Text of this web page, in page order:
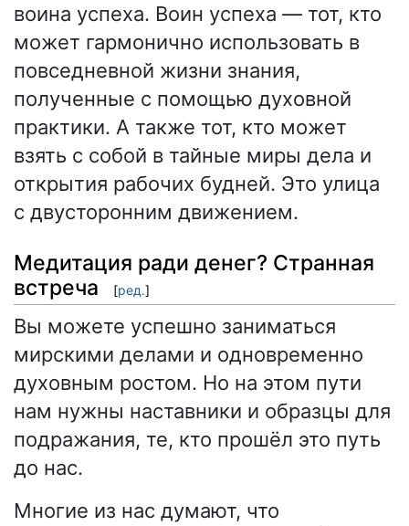
воина успеха. Воин успеха — тот, кто
может гармонично использовать в
повседневной жизни знания,
полученные с помощью духовной
практики. А также тот, кто может
взять с собой в тайные миры дела и
открытия рабочих будней. Это улица
с двусторонним движением.
Медитация ради денег? Странная
встреча
[ред.]
Вы можете успешно заниматься
мирскими делами и одновременно
духовным ростом. Но на этом пути
нам нужны наставники и образцы для
подражания, те, кто прошёл это путь
до нас.
Многие из нас думают, что